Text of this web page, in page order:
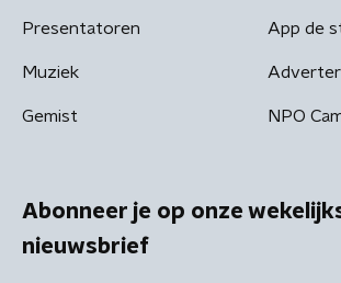
Presentatoren
Muziek
Gemist
App de
NPO
Abonneer je op onze
nieuwsbrief